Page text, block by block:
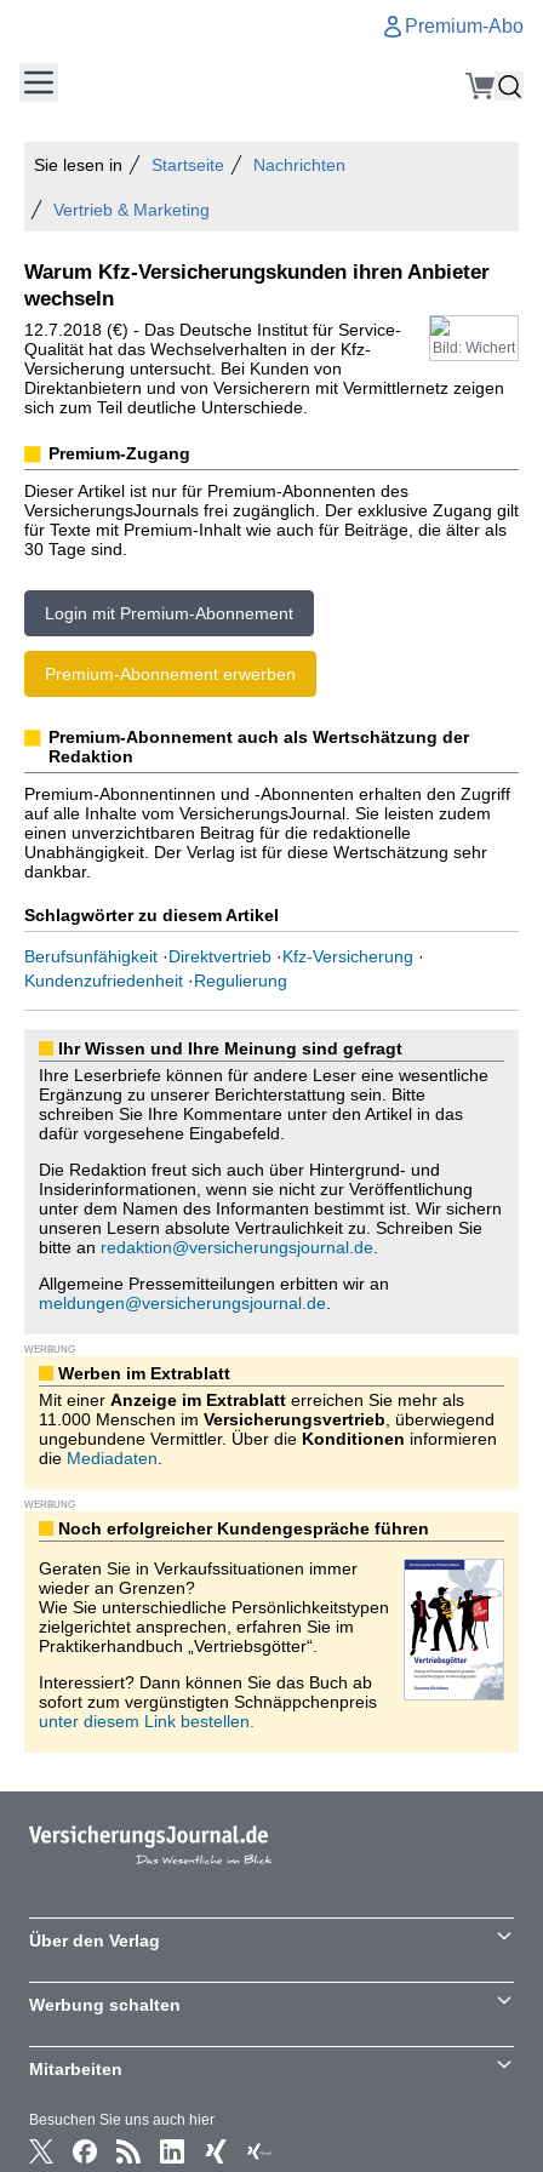
Premium-Abo
Sie lesen in Startseite Nachrichten
Vertrieb & Marketing
Warum Kfz-Versicherungskunden ihren Anbieter
wechseln
Bild: Wichert
12.7.2018 (€) - Das Deutsche Institut für Service-
Qualität hat das Wechselverhalten in der Kfz-
Versicherung untersucht. Bei Kunden von
Direktanbietern und von Versicherern mit Vermittlernetz zeigen
sich zum Teil deutliche Unterschiede.
Premium-Zugang
Dieser Artikel ist nur für Premium-Abonnenten des
VersicherungsJournals frei zugänglich. Der exklusive Zugang gilt
für Texte mit Premium-Inhalt wie auch für Beiträge, die älter als
30 Tage sind.
Login mit Premium-Abonnement
Premium-Abonnement erwerben
Premium-Abonnement auch als Wertschätzung der
Redaktion
Premium-Abonnentinnen und -Abonnenten erhalten den Zugriff
auf alle Inhalte vom VersicherungsJournal. Sie leisten zudem
einen unverzichtbaren Beitrag für die redaktionelle
Unabhängigkeit. Der Verlag ist für diese Wertschätzung sehr
dankbar.
Schlagwörter zu diesem Artikel
Berufsunfähigkeit ·Direktvertrieb ·Kfz-Versicherung ·
Kundenzufriedenheit ·Regulierung
Ihr Wissen und Ihre Meinung sind gefragt
Ihre Leserbriefe können für andere Leser eine wesentliche
Ergänzung zu unserer Berichterstattung sein. Bitte
schreiben Sie Ihre Kommentare unter den Artikel in das
dafür vorgesehene Eingabefeld.
Die Redaktion freut sich auch über Hintergrund- und
Insiderinformationen, wenn sie nicht zur Veröffentlichung
unter dem Namen des Informanten bestimmt ist. Wir sichern
unseren Lesern absolute Vertraulichkeit zu. Schreiben Sie
bitte an redaktion@versicherungsjournal.de
Allgemeine Pressemitteilungen erbitten wir an
meldungen@versicherungsjournal.de
WERBUNG
Werben im Extrablatt
Mit einer Anzeige im Extrablatt erreichen Sie mehr als
11.000 Menschen im Versicherungsvertrieb , überwiegend
ungebundene Vermittler. Über die Konditionen informieren
die Mediadaten
WERBUNG
Noch erfolgreicher Kundengespräche führen
Geraten Sie in Verkaufssituationen immer
wieder an Grenzen?
Wie Sie unterschiedliche Persönlichkeitstypen
zielgerichtet ansprechen, erfahren Sie im
Praktikerhandbuch „Vertriebsgötter“.
Interessiert? Dann können Sie das Buch ab
sofort zum vergünstigten Schnäppchenpreis
unter diesem Link bestellen.
Besuchen Sie uns auch hier
Über den Verlag
Werbung schalten
Mitarbeiten